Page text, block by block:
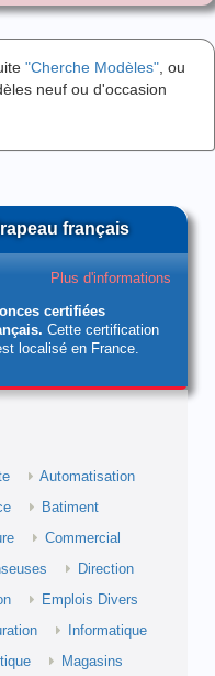
"Cherche Modèles" , ou
neuf ou d'occasion
français
Plus d'informations
certifiées
Cette certification
localisé en France.
Automatisation
Batiment
Commercial
Direction
Emplois Divers
Informatique
Magasins